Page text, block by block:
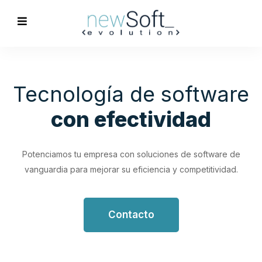
Optimización de
Procesos
Empresariales
trabajo.